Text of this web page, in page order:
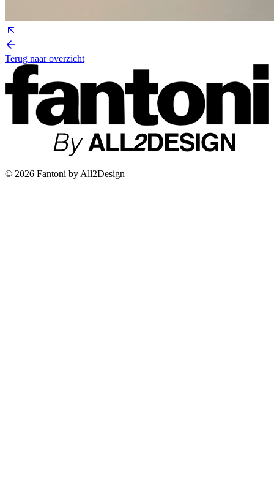
Terug naar overzicht
© 2026 Fantoni by All2Design